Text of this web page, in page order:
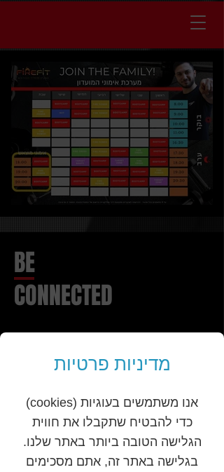
מדיניות פרטיות
אנו משתמשים בעוגיות (cookies)
כדי להבטיח שתקבלו את חווית
הגלישה הטובה ביותר באתר שלנו.
בגלישה באתר זה, אתם מסכימים
BE
CONNECTED
השאירו פרטים ונדבר
שם מלא